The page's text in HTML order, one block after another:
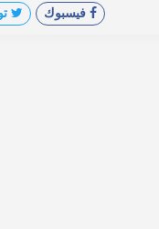
فيسبوك